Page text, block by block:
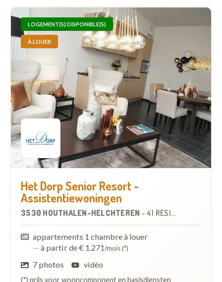
LOGEMENT(S) DISPONIBLE(S)
À LOUER
Het Dorp Senior Resort -
Assistentiewoningen
3530 HOUTHALEN-HELCHTEREN - 41 RÉSIDENCES-SERVICES
appartements 1 chambre à louer
— à partir de € 1.271/mois (*)
7 photos vidéo
(*) prijs voor wooncomponent en basisdiensten